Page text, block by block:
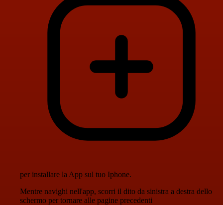
per installare la App sul tuo Iphone.
Mentre navighi nell'app, scorri il dito da sinistra a destra dello
schermo per tornare alle pagine precedenti